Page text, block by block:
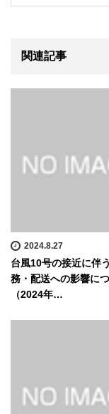
関連記事
2024.8.27
台風10号の接近に伴
務・配送への影響に
（2024年…